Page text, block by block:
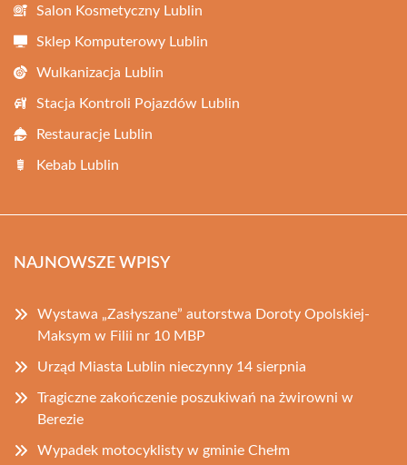
Salon Kosmetyczny Lublin
Sklep Komputerowy Lublin
Wulkanizacja Lublin
Stacja Kontroli Pojazdów Lublin
Restauracje Lublin
Kebab Lublin
NAJNOWSZE WPISY
Wystawa „Zasłyszane” autorstwa Doroty Opolskiej-
Maksym w Filii nr 10 MBP
Urząd Miasta Lublin nieczynny 14 sierpnia
Tragiczne zakończenie poszukiwań na żwirowni w
Berezie
Wypadek motocyklisty w gminie Chełm